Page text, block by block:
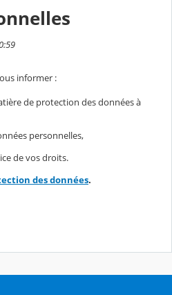
informer :
de protection des données à
personnelles,
de vos droits.
des données.